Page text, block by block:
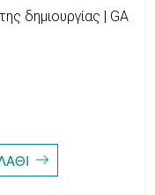
δημιουργίας | GA